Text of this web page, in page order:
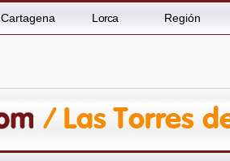
Cartagena Lorca Región